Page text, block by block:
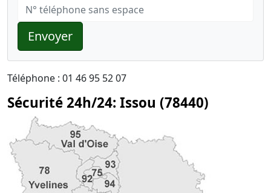
Envoyer
Téléphone : 01 46 95 52 07
Sécurité 24h/24: Issou (78440)